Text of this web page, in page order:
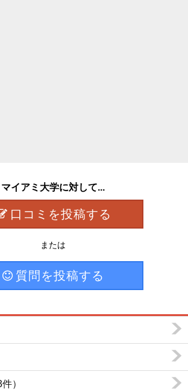
マイアミ大学に対して...
口コミを投稿する
または
質問を投稿する
）